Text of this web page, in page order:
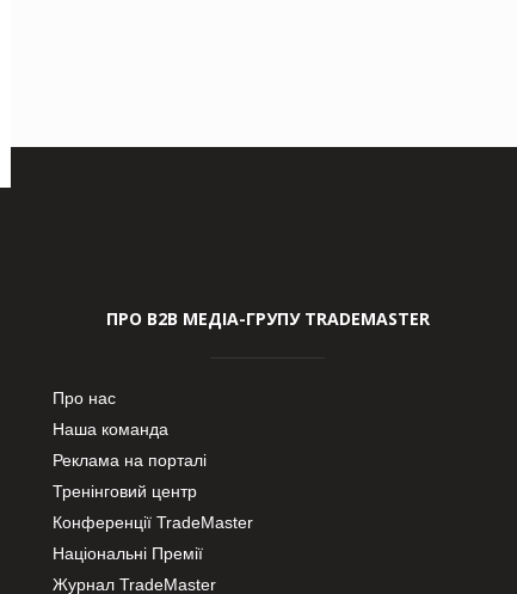
ПРО В2В МЕДІА-ГРУПУ TRADEMASTER
Про нас
Наша команда
Реклама на порталі
Тренінговий центр
Конференції TradeMaster
Національні Премії
Журнал TradeMaster